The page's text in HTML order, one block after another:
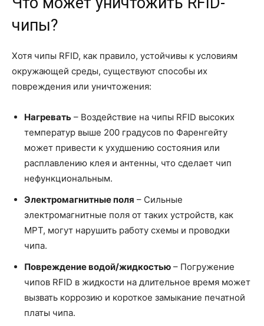
чипы?
Хотя чипы RFID, как правило, устойчивы к условиям
окружающей среды, существуют способы их
повреждения или уничтожения:
Нагревать – Воздействие на чипы RFID высоких
температур выше 200 градусов по Фаренгейту
может привести к ухудшению состояния или
расплавлению клея и антенны, что сделает чип
нефункциональным.
Электромагнитные поля – Сильные
электромагнитные поля от таких устройств, как
МРТ, могут нарушить работу схемы и проводки
чипа.
Повреждение водой/жидкостью – Погружение
чипов RFID в жидкости на длительное время может
вызвать коррозию и короткое замыкание печатной
платы чипа.